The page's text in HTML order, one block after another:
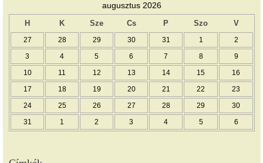
augusztus 2026
H K Sze Cs P Szo V
27 28 29 30 31 1 2
3 4 5 6 7 8 9
10 11 12 13 14 15 16
17 18 19 20 21 22 23
24 25 26 27 28 29 30
31 1 2 3 4 5 6